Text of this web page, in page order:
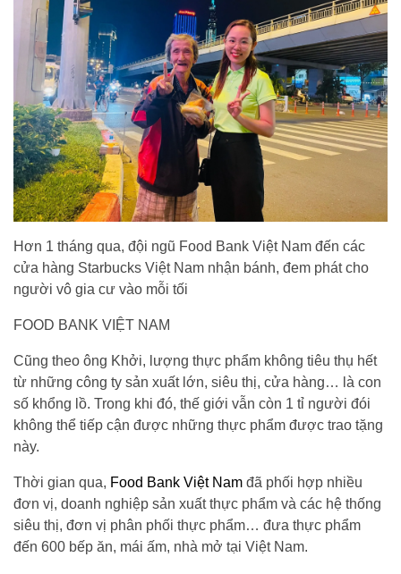
Hơn 1 tháng qua, đội ngũ Food Bank Việt Nam đến các
cửa hàng Starbucks Việt Nam nhận bánh, đem phát cho
người vô gia cư vào mỗi tối
FOOD BANK VIỆT NAM
Cũng theo ông Khởi, lượng thực phẩm không tiêu thụ hết
từ những công ty sản xuất lớn, siêu thị, cửa hàng… là con
số khổng lồ. Trong khi đó, thế giới vẫn còn 1 tỉ người đói
không thể tiếp cận được những thực phẩm được trao tặng
này.
Thời gian qua, Food Bank Việt Nam đã phối hợp nhiều
đơn vị, doanh nghiệp sản xuất thực phẩm và các hệ thống
siêu thị, đơn vị phân phối thực phẩm… đưa thực phẩm
đến 600 bếp ăn, mái ấm, nhà mở tại Việt Nam.